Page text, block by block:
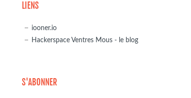
LIENS
iooner.io
Hackerspace Ventres Mous - le blog
S'ABONNER